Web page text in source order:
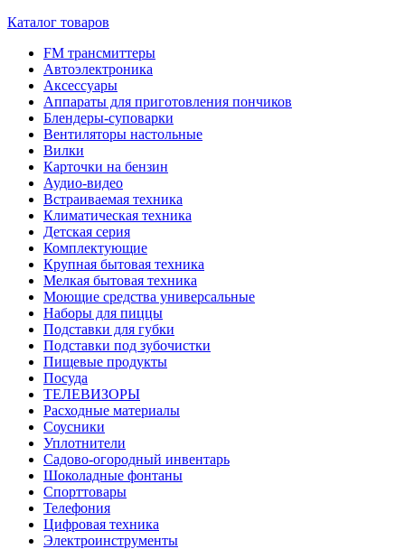
Каталог товаров
FM трансмиттеры
Автоэлектроника
Аксессуары
Аппараты для приготовления пончиков
Блендеры-суповарки
Вентиляторы настольные
Вилки
Карточки на бензин
Аудио-видео
Встраиваемая техника
Климатическая техника
Детская серия
Комплектующие
Крупная бытовая техника
Мелкая бытовая техника
Моющие средства универсальные
Наборы для пиццы
Подставки для губки
Подставки под зубочистки
Пищевые продукты
Посуда
ТЕЛЕВИЗОРЫ
Расходные материалы
Соусники
Уплотнители
Садово-огородный инвентарь
Шоколадные фонтаны
Спорттовары
Телефония
Цифровая техника
Электроинструменты